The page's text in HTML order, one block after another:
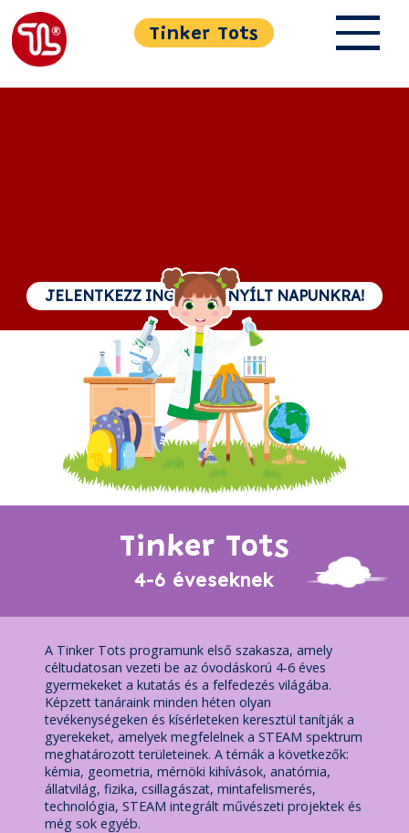
Tinker Tots
JELENTKEZZ INGYENES NYÍLT NAPUNKRA!
Tinker Tots
4-6 éveseknek
A Tinker Tots programunk első szakasza, amely
céltudatosan vezeti be az óvodáskorú 4-6 éves
gyermekeket a kutatás és a felfedezés világába.
Képzett tanáraink minden héten olyan
tevékenységeken és kísérleteken keresztül tanítják a
gyerekeket, amelyek megfelelnek a STEAM spektrum
meghatározott területeinek. A témák a következők:
kémia, geometria, mérnöki kihívások, anatómia,
állatvilág, fizika, csillagászat, mintafelismerés,
technológia, STEAM integrált művészeti projektek és
még sok egyéb.